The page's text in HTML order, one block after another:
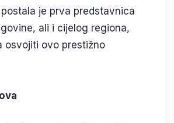
je prva predstavnica
ali i cijelog regiona,
osvojiti ovo prestižno